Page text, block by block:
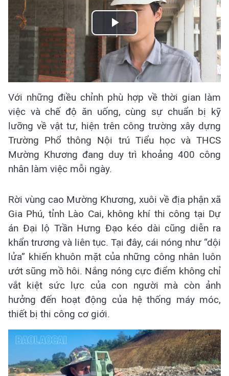
Play
Video
Với những điều chỉnh phù hợp về thời gian làm
việc và chế độ ăn uống, cùng sự chuẩn bị kỹ
lưỡng về vật tư, hiện trên công trường xây dựng
Trường Phổ thông Nội trú Tiểu học và THCS
Mường Khương đang duy trì khoảng 400 công
nhân làm việc mỗi ngày.
Rời vùng cao Mường Khương, xuôi về địa phận xã
Gia Phú, tỉnh Lào Cai, không khí thi công tại Dự
án Đại lộ Trần Hưng Đạo kéo dài cũng diễn ra
khẩn trương và liên tục. Tại đây, cái nóng như “dội
lửa” khiến khuôn mặt của những công nhân luôn
ướt sũng mồ hôi. Nắng nóng cực điểm không chỉ
vắt kiệt sức lực của con người mà còn ảnh
hưởng đến hoạt động của hệ thống máy móc,
thiết bị thi công cơ giới.